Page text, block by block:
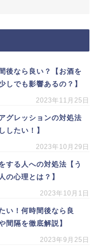
後なら良い？【お酒を
しでも影響あるの？】
2023年11月25日
グレッションの対処法
したい！】
2023年10月29日
する人への対処法【う
の心理とは？】
2023年10月1日
い！何時間後なら良
間隔を徹底解説】
2023年9月25日